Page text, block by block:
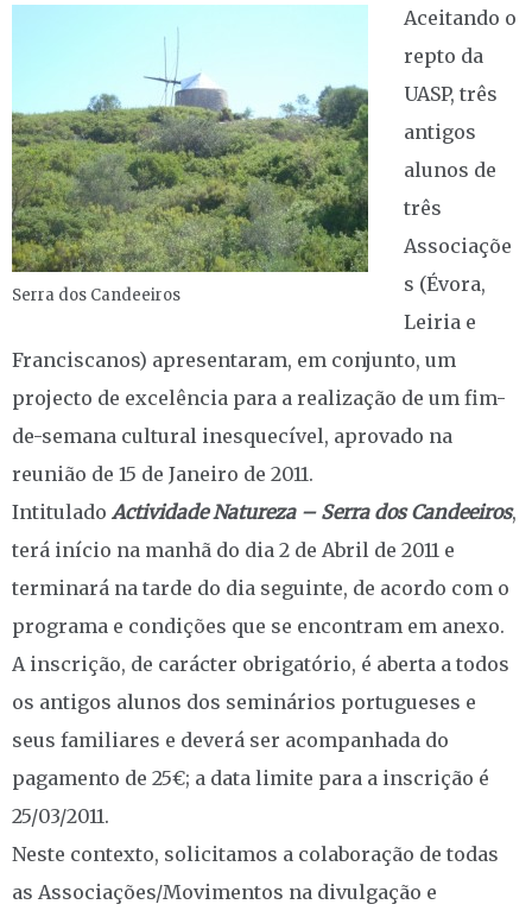
Serra dos Candeeiros
Aceitando o
repto da
UASP, três
antigos
alunos de
três
Associaçõe
s (Évora,
Leiria e
Franciscanos) apresentaram, em conjunto, um
projecto de excelência para a realização de um fim-
de-semana cultural inesquecível, aprovado na
reunião de 15 de Janeiro de 2011.
Intitulado Actividade Natureza – Serra dos Candeeiros,
terá início na manhã do dia 2 de Abril de 2011 e
terminará na tarde do dia seguinte, de acordo com o
programa e condições que se encontram em anexo.
A inscrição, de carácter obrigatório, é aberta a todos
os antigos alunos dos seminários portugueses e
seus familiares e deverá ser acompanhada do
pagamento de 25€; a data limite para a inscrição é
25/03/2011.
Neste contexto, solicitamos a colaboração de todas
as Associações/Movimentos na divulgação e